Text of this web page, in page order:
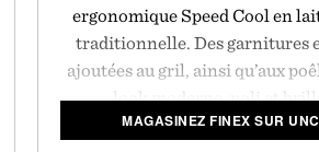
ergonomique Speed Cool en
traditionnelle. Des garnitures
ajoutées au gril, ainsi qu’aux
look moderne, poli et
parfaitement à la fonte
MAGASINEZ FINEX SUR